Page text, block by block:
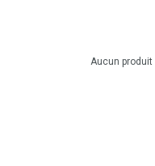
Aucun produit